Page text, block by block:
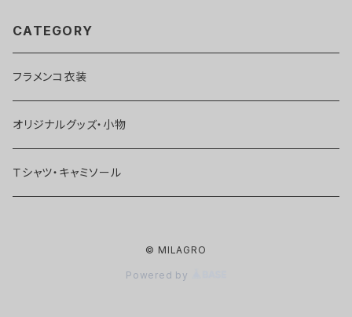
CATEGORY
フラメンコ衣装
オリジナルグッズ・小物
Ｔシャツ・キャミソール
© MILAGRO
Powered by